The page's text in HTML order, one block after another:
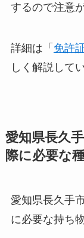
するので注意
詳細は「 免許
しく解説して
愛知県長久
際に必要な
愛知県長久手
に必要な持ち